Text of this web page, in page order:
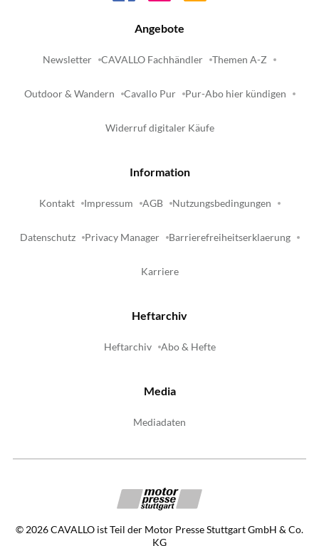
Angebote
Newsletter CAVALLO Fachhändler Themen A-Z
Outdoor & Wandern Cavallo Pur Pur-Abo hier kündigen
Widerruf digitaler Käufe
Information
Kontakt Impressum AGB Nutzungsbedingungen
Datenschutz Privacy Manager Barrierefreiheitserklaerung
Karriere
Heftarchiv
Heftarchiv Abo & Hefte
Media
Mediadaten
©2026CAVALLO ist Teil der Motor Presse Stuttgart GmbH & Co.
KG